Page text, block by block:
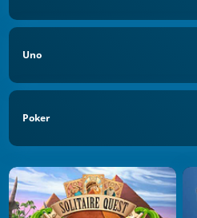
Uno
Poker